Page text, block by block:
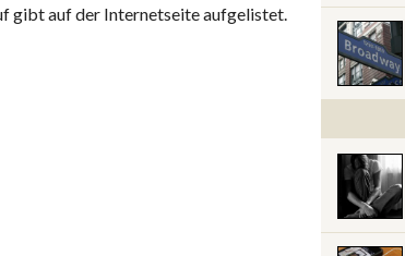
gibt auf der Internetseite aufgelistet.